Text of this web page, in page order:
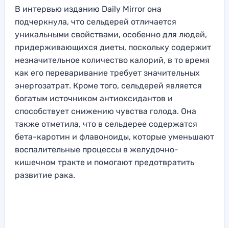
В интервью изданию Daily Mirror она
подчеркнула, что сельдерей отличается
уникальными свойствами, особенно для людей,
придерживающихся диеты, поскольку содержит
незначительное количество калорий, в то время
как его переваривание требует значительных
энергозатрат. Кроме того, сельдерей является
богатым источником антиоксидантов и
способствует снижению чувства голода. Она
также отметила, что в сельдерее содержатся
бета-каротин и флавоноиды, которые уменьшают
воспалительные процессы в желудочно-
кишечном тракте и помогают предотвратить
развитие рака.